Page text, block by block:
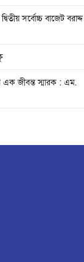
সর্বোচ্চ বাজেট বরাদ্দ
এক জীবন্ত স্মারক : এম.